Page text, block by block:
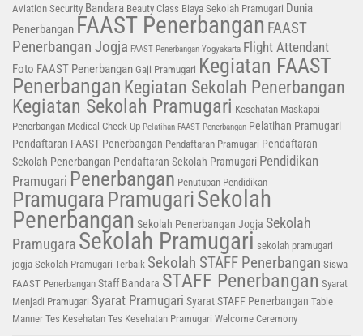
Aviation Security Bandara Beauty Class Biaya Sekolah Pramugari Dunia
Penerbangan FAAST Penerbangan FAAST
Penerbangan Jogja FAAST Penerbangan Yogyakarta Flight Attendant
Foto FAAST Penerbangan Gaji Pramugari Kegiatan FAAST
Penerbangan Kegiatan Sekolah Penerbangan
Kegiatan Sekolah Pramugari Kesehatan Maskapai
Penerbangan Medical Check Up Pelatihan FAAST Penerbangan Pelatihan Pramugari
Pendaftaran FAAST Penerbangan Pendaftaran Pramugari Pendaftaran
Sekolah Penerbangan Pendaftaran Sekolah Pramugari Pendidikan
Pramugari Penerbangan Penutupan Pendidikan
PramugaraPramugariSekolah
Penerbangan Sekolah Penerbangan Jogja Sekolah
Pramugara Sekolah Pramugari sekolah pramugari
jogja Sekolah Pramugari Terbaik Sekolah STAFF Penerbangan Siswa
FAAST Penerbangan Staff Bandara STAFF Penerbangan Syarat
Menjadi Pramugari Syarat Pramugari Syarat STAFF Penerbangan Table
Manner Tes Kesehatan Tes Kesehatan Pramugari Welcome Ceremony